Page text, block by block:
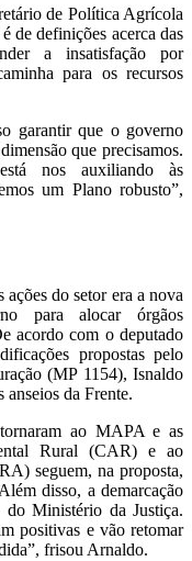
de Política Agrícola
de definições acerca das
a insatisfação por
para os recursos
garantir que o governo
que precisamos.
nos auxiliando às
um Plano robusto”,
do setor era a nova
para alocar órgãos
acordo com o deputado
propostas pelo
(MP 1154), Isnaldo
da Frente.
ao MAPA e as
Rural (CAR) e ao
seguem, na proposta,
disso, a demarcação
do Ministério da Justiça.
positivas e vão retomar
frisou Arnaldo.